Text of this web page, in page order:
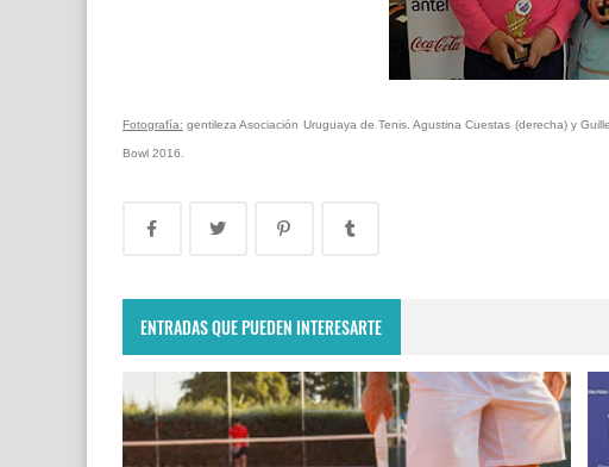
Fotografía: gentileza Asociación Uruguaya de Tenis. Agustina Cuestas (derecha) y
Bowl 2016.
ENTRADAS QUE PUEDEN INTERESARTE